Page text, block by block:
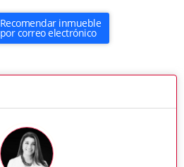
Recomendar inmueble
por correo electrónico